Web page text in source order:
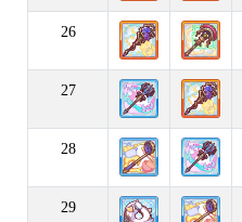
26
27
28
29